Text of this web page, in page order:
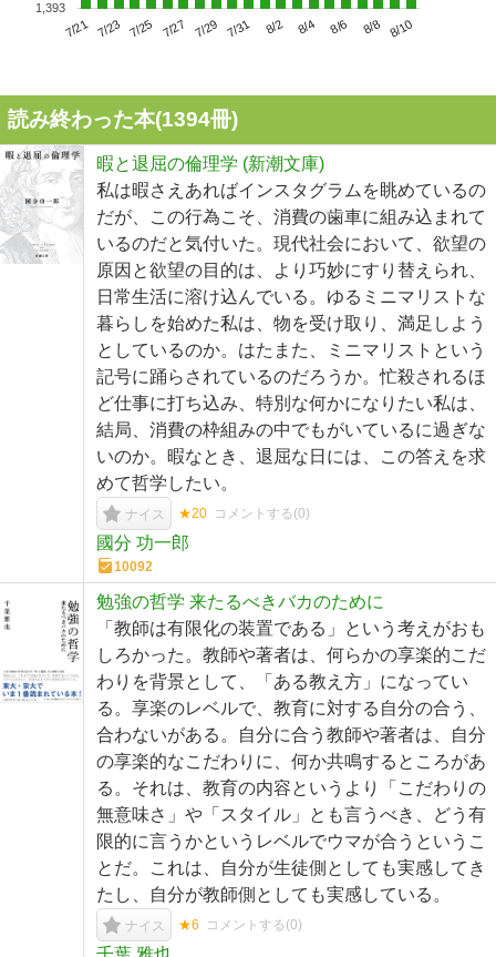
7/21 7/23 7/25 7/27 7/29 7/31 8/2 8/4 8/6 8/8 8/10
1,393
読み終わった本(1394冊)
暇と退屈の倫理学 (新潮文庫)
私は暇さえあればインスタグラムを眺めているの
だが、この行為こそ、消費の歯車に組み込まれて
いるのだと気付いた。現代社会において、欲望の
原因と欲望の目的は、より巧妙にすり替えられ、
日常生活に溶け込んでいる。ゆるミニマリストな
暮らしを始めた私は、物を受け取り、満足しよう
としているのか。はたまた、ミニマリストという
記号に踊らされているのだろうか。忙殺されるほ
ど仕事に打ち込み、特別な何かになりたい私は、
結局、消費の枠組みの中でもがいているに過ぎな
いのか。暇なとき、退屈な日には、この答えを求
めて哲学したい。
ナイス ★20 コメントする(0)
國分 功一郎
10092
勉強の哲学 来たるべきバカのために
「教師は有限化の装置である」という考えがおも
しろかった。教師や著者は、何らかの享楽的こだ
わりを背景として、「ある教え方」になってい
る。享楽のレベルで、教育に対する自分の合う、
合わないがある。自分に合う教師や著者は、自分
の享楽的なこだわりに、何か共鳴するところがあ
る。それは、教育の内容というより「こだわりの
無意味さ」や「スタイル」とも言うべき、どう有
限的に言うかというレベルでウマが合うというこ
とだ。これは、自分が生徒側としても実感してき
たし、自分が教師側としても実感している。
ナイス ★6 コメントする(0)